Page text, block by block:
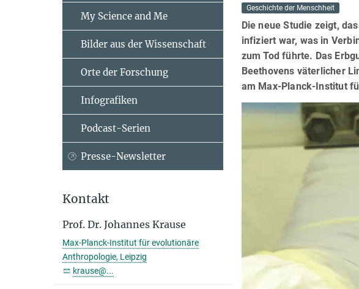
Geschichte der Menschheit
Die neue Studie zeigt,
infiziert war, was in
zum Tod führte. Das
Beethovens väterlicher
am Max-Planck-Institut
My Science and Me
Bilder aus der Wissenschaft
Orte der Forschung
Infografiken
Podcast-Serien
Presse-Newsletter
Kontakt
Prof. Dr. Johannes Krause
Max-Planck-Institut für evolutionäre
Anthropologie, Leipzig
krause@...